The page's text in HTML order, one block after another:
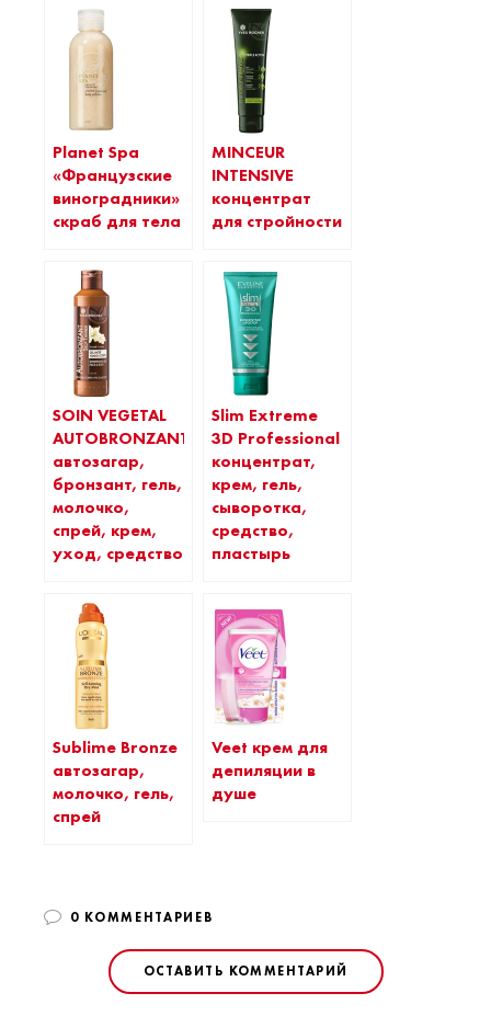
Planet Spa
«Французские
виноградники»
скраб для тела
MINCEUR
INTENSIVE
концентрат
для стройности
SOIN VEGETAL
AUTOBRONZANT
автозагар,
бронзант, гель,
молочко,
спрей, крем,
уход, средство
Slim Extreme
3D Professional
концентрат,
крем, гель,
сыворотка,
средство,
пластырь
Sublime Bronze
автозагар,
молочко, гель,
спрей
Veet крем для
депиляции в
душе
0 КОММЕНТАРИЕВ
ОСТАВИТЬ КОММЕНТАРИЙ